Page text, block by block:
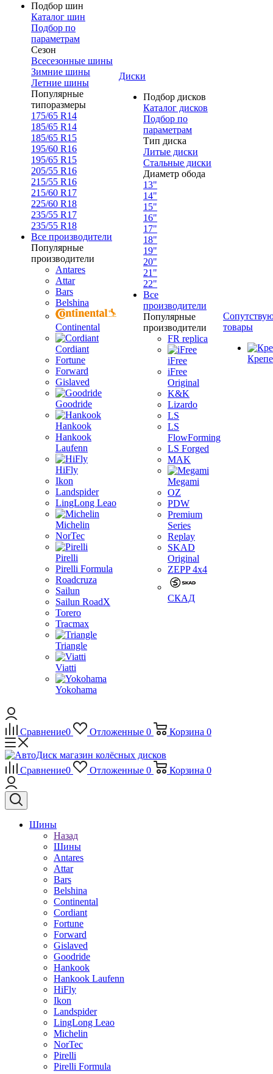
Подбор шин
Каталог шин
Подбор по
параметрам
Сезон
Всесезонные шины
Зимние шины
Летние шины
Популярные
типоразмеры
175/65 R14
185/65 R14
185/65 R15
195/60 R16
195/65 R15
205/55 R16
215/55 R16
215/60 R17
225/60 R18
235/55 R17
235/55 R18
Все производители
Популярные
производители
Antares
Attar
Bars
Belshina
Continental
Cordiant
Fortune
Forward
Gislaved
Goodride
Hankook
Hankook
Laufenn
HiFly
Ikon
Landspider
LingLong Leao
Michelin
NorTec
Pirelli
Pirelli Formula
Roadcruza
Sailun
Sailun RoadX
Torero
Tracmax
Triangle
Viatti
Yokohama
Диски
Подбор дисков
Каталог дисков
Подбор по
параметрам
Тип диска
Литые диски
Стальные диски
Диаметр обода
13"
14"
15"
16"
17"
18"
19"
20"
21"
22"
Все
производители
Популярные
производители
FR replica
iFree
iFree
Original
K&K
Lizardo
LS
LS
FlowForming
LS Forged
MAK
Megami
OZ
PDW
Premium
Series
Replay
SKAD
Original
ZEPP 4x4
СКАД
товары
Сравнение0 Отложенные 0 Корзина 0
Сравнение0 Отложенные 0 Корзина 0
Шины
Назад
Шины
Antares
Attar
Bars
Belshina
Continental
Cordiant
Fortune
Forward
Gislaved
Goodride
Hankook
Hankook Laufenn
HiFly
Ikon
Landspider
LingLong Leao
Michelin
NorTec
Pirelli
Pirelli Formula